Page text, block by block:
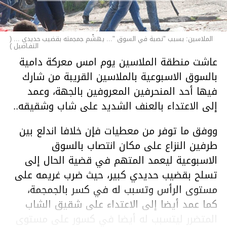
الملاسين: بسبب "نصبة في السوق "... يهشّم جمجمته بقضيب حديدي ... (
التفـاصيل )
عاشت منطقة الملاسين يوم امس معركة دامية
بالسوق الاسبوعية بالملاسين القريبة من شارك
فيها أحد المنحرفين المعروفين بالجهة، وعمد
إلى الاعتداء بالعنف الشديد على شاب وشقيقه..
ووفق ما توفر من معطيات فإن خلافا اندلع بين
طرفين النزاع على مكان انتصاب بالسوق
الاسبوعية ليعمد المتهم في قضية الحال إلى
تسلح بقضيب حديدي كبير، حيث ضرب غريمه على
مستوى الرأس وتسبب له في كسر بالجمجمة،
كما عمد أيضا إلى الاعتداء على شقيق الشاب
المتضرر ليتسبب له أيضا في كسور على مستوى